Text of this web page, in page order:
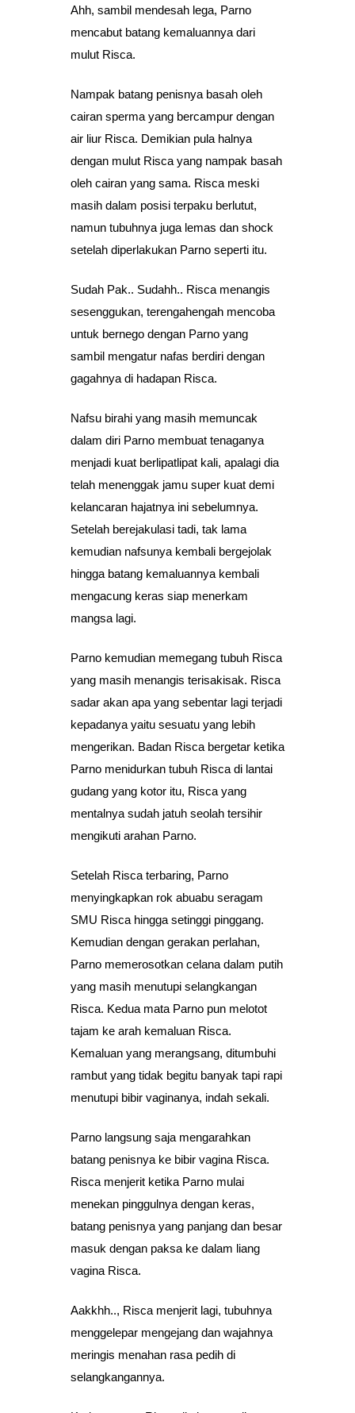
Ahh, sambil mendesah lega, Parno
mencabut batang kemaluannya dari
mulut Risca.
Nampak batang penisnya basah oleh
cairan sperma yang bercampur dengan
air liur Risca. Demikian pula halnya
dengan mulut Risca yang nampak basah
oleh cairan yang sama. Risca meski
masih dalam posisi terpaku berlutut,
namun tubuhnya juga lemas dan shock
setelah diperlakukan Parno seperti itu.
Sudah Pak.. Sudahh.. Risca menangis
sesenggukan, terengahengah mencoba
untuk bernego dengan Parno yang
sambil mengatur nafas berdiri dengan
gagahnya di hadapan Risca.
Nafsu birahi yang masih memuncak
dalam diri Parno membuat tenaganya
menjadi kuat berlipatlipat kali, apalagi dia
telah menenggak jamu super kuat demi
kelancaran hajatnya ini sebelumnya.
Setelah berejakulasi tadi, tak lama
kemudian nafsunya kembali bergejolak
hingga batang kemaluannya kembali
mengacung keras siap menerkam
mangsa lagi.
Parno kemudian memegang tubuh Risca
yang masih menangis terisakisak. Risca
sadar akan apa yang sebentar lagi terjadi
kepadanya yaitu sesuatu yang lebih
mengerikan. Badan Risca bergetar ketika
Parno menidurkan tubuh Risca di lantai
gudang yang kotor itu, Risca yang
mentalnya sudah jatuh seolah tersihir
mengikuti arahan Parno.
Setelah Risca terbaring, Parno
menyingkapkan rok abuabu seragam
SMU Risca hingga setinggi pinggang.
Kemudian dengan gerakan perlahan,
Parno memerosotkan celana dalam putih
yang masih menutupi selangkangan
Risca. Kedua mata Parno pun melotot
tajam ke arah kemaluan Risca.
Kemaluan yang merangsang, ditumbuhi
rambut yang tidak begitu banyak tapi rapi
menutupi bibir vaginanya, indah sekali.
Parno langsung saja mengarahkan
batang penisnya ke bibir vagina Risca.
Risca menjerit ketika Parno mulai
menekan pinggulnya dengan keras,
batang penisnya yang panjang dan besar
masuk dengan paksa ke dalam liang
vagina Risca.
Aakkhh.., Risca menjerit lagi, tubuhnya
menggelepar mengejang dan wajahnya
meringis menahan rasa pedih di
selangkangannya.